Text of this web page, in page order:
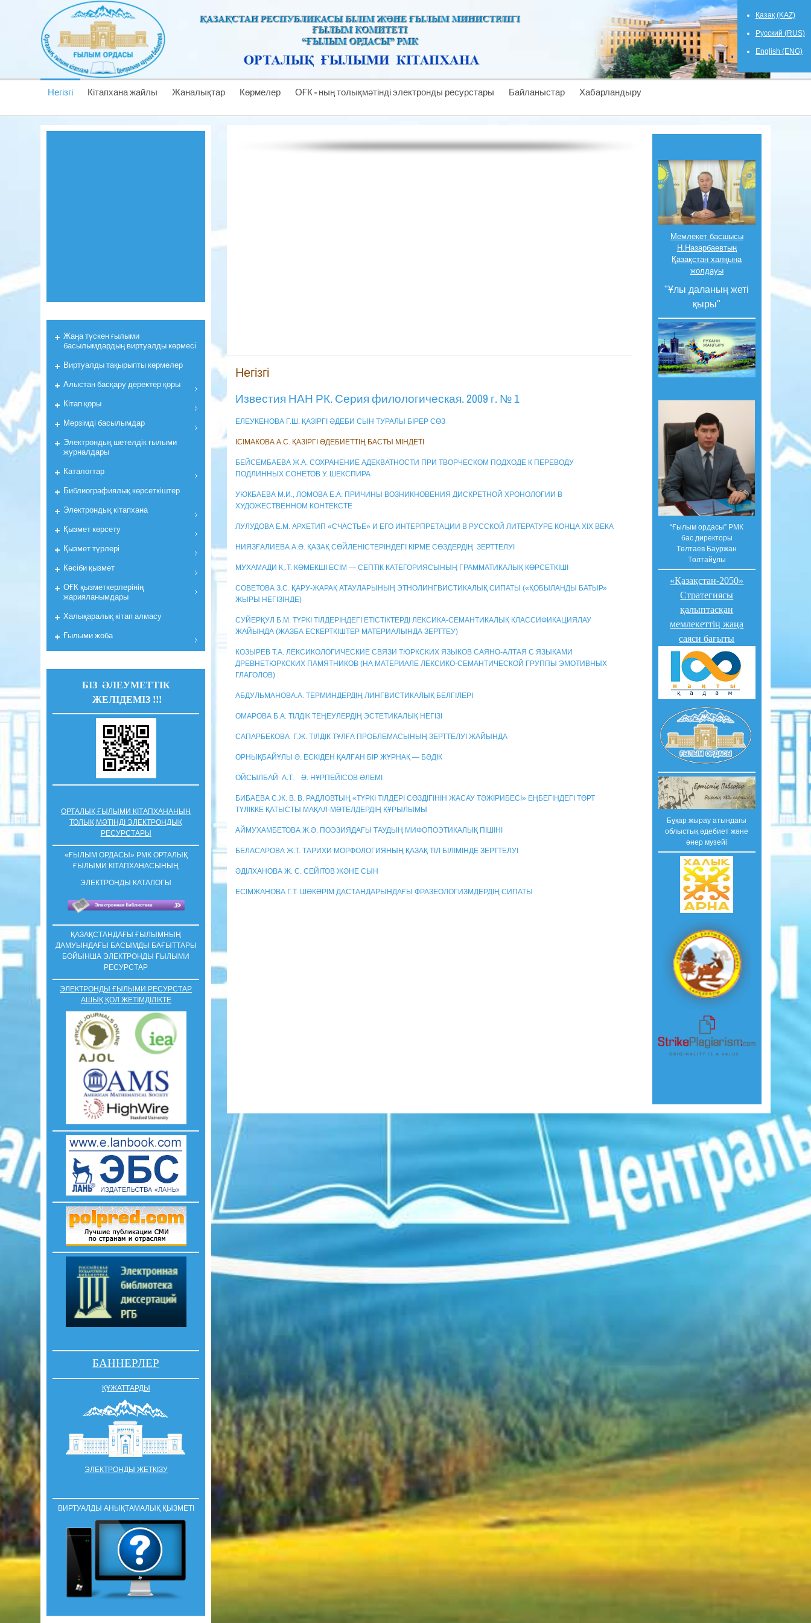
Қазақ (KAZ)
Русский (RUS)
English (ENG)
Негізгі Кітапхана жайлы Жаналықтар Көрмелер ОҒК - ның толықмәтінді электронды ресурстары Байланыстар Хабарландыру
Негізгі
Известия НАН РК. Серия филологическая. 2009 г. № 1
ЕЛЕУКЕНОВА Г.Ш. ҚАЗІРГІ ӘДЕБИ СЫН ТУРАЛЫ БІРЕР СӨЗ
ІСІМАКОВА А.С. ҚАЗІРГІ ӘДЕБИЕТТІҢ БАСТЫ МІНДЕТІ
БЕЙСЕМБАЕВА Ж.А. СОХРАНЕНИЕ АДЕКВАТНОСТИ ПРИ ТВОРЧЕСКОМ ПОДХОДЕ К ПЕРЕВОДУ
ПОДЛИННЫХ СОНЕТОВ У. ШЕКСПИРА
УЮКБАЕВА М.И., ЛОМОВА Е.А. ПРИЧИНЫ ВОЗНИКНОВЕНИЯ ДИСКРЕТНОЙ ХРОНОЛОГИИ В
ХУДОЖЕСТВЕННОМ КОНТЕКСТЕ
ЛУЛУДОВА Е.М. АРХЕТИП «СЧАСТЬЕ» И ЕГО ИНТЕРПРЕТАЦИИ В РУССКОЙ ЛИТЕРАТУРЕ КОНЦА XIX ВЕКА
НИЯЗҒАЛИЕВА А.Ә. ҚАЗАҚ СӨЙЛЕНІСТЕРІНДЕГІ КІРМЕ СӨЗДЕРДІҢ ЗЕРТТЕЛУІ
МУХАМАДИ К,.Т. КӨМЕКШІ ЕСІМ — СЕПТІК КАТЕГОРИЯСЫНЫҢ ГРАММАТИКАЛЫҚ КӨРСЕТКІШІ
СОВЕТОВА З.С. ҚАРУ-ЖАРАҚ АТАУЛАРЫНЫҢ ЭТНОЛИНГВИСТИКАЛЫҚ СИПАТЫ («ҚОБЫЛАНДЫ БАТЫР»
ЖЫРЫ НЕГІЗІНДЕ)
СУЙЕРҚУЛ Б.М. ТҮРКІ ТІЛДЕРІНДЕГІ ЕТІСТІКТЕРДІ ЛЕКСИКА-СЕМАНТИКАЛЫҚ КЛАССИФИКАЦИЯЛАУ
ЖАЙЫНДА (ЖАЗБА ЕСКЕРТКІШТЕР МАТЕРИАЛЫНДА ЗЕРТТЕУ)
КОЗЫРЕВ Т.А. ЛЕКСИКОЛОГИЧЕСКИЕ СВЯЗИ ТЮРКСКИХ ЯЗЫКОВ САЯНО-АЛТАЯ С ЯЗЫКАМИ
ДРЕВНЕТЮРКСКИХ ПАМЯТНИКОВ (НА МАТЕРИАЛЕ ЛЕКСИКО-СЕМАНТИЧЕСКОЙ ГРУППЫ ЭМОТИВНЫХ
ГЛАГОЛОВ)
АБДУЛЬМАНОВА.А. ТЕРМИНДЕРДІҢ ЛИНГВИСТИКАЛЫҚ БЕЛГІЛЕРІ
ОМАРОВА Б.А. ТІЛДІК ТЕҢЕУЛЕРДІҢ ЭСТЕТИКАЛЫҚ НЕГІЗІ
САПАРБЕКОВА Г.Ж. ТІЛДІК ТҰЛҒА ПРОБЛЕМАСЫНЫҢ ЗЕРТТЕЛУІ ЖАЙЫНДА
ОРНЫҚБАЙҰЛЫ Ә. ЕСКІДЕН ҚАЛҒАН БІР ЖҰРНАҚ — БӘДІК
ОЙСЫЛБАЙ А.Т. Ә. НҰРПЕЙІСОВ ӘЛЕМІ
БИБАЕВА С.Ж. В. В. РАДЛОВТЫҢ «ТҮРКІ ТІЛДЕРІ СӨЗДІГІНІН ЖАСАУ ТӘЖІРИБЕСІ» ЕҢБЕГІНДЕГІ ТӨРТ
ТҮЛІККЕ ҚАТЫСТЫ МАҚАЛ-МӘТЕЛДЕРДІҢ ҚҰРЫЛЫМЫ
АЙМУХАМБЕТОВА Ж.Ә. ПОЭЗИЯДАҒЫ ТАУДЫҢ МИФОПОЭТИКАЛЫҚ ПІШІНІ
БЕЛАСАРОВА Ж.Т. ТАРИХИ МОРФОЛОГИЯНЫҢ ҚАЗАҚ ТІЛ БІЛІМІНДЕ ЗЕРТТЕЛУІ
ӘДІЛХАНОВА Ж. С. СЕЙІТОВ ЖӘНЕ СЫН
ЕСІМЖАНОВА Г.Т. ШӘКӘРІМ ДАСТАНДАРЫНДАҒЫ ФРАЗЕОЛОГИЗМДЕРДІҢ СИПАТЫ
Мемлекет басшысы
Н.Назарбаевтың
Қазақстан халқына
жолдауы
"Ұлы даланың жеті
қыры"
“Ғылым ордасы” РМК
бас директоры
Төлтаев Бауржан
Төлтайұлы
«Қазақстан-2050»
Стратегиясы
қалыптасқан
мемлекеттің жаңа
саяси бағыты
Бұқар жырау атындағы
облыстық әдебиет және
өнер музейі
Жаңа түскен ғылыми
басылымдардың виртуалды көрмесі
Виртуалды тақырыпты көрмелер
Алыстан басқару деректер қоры
Кiтап қоры
Мерзiмдi басылымдар
Электрондық шетелдік ғылыми
журналдары
Каталогтар
Библиографиялық көрсеткiштер
Электрондық кiтапхана
Қызмет көрсету
Қызмет түрлері
Кәсіби қызмет
ОҒК қызметкерлерiнiң
жарияланымдары
Халықаралық кітап алмасу
Ғылыми жоба
БІЗ ӘЛЕУМЕТТІК
ЖЕЛІДЕМІЗ !!!
ОРТАЛЫҚ ҒЫЛЫМИ КІТАПХАНАНЫҢ
ТОЛЫҚ МӘТІНДІ ЭЛЕКТРОНДЫҚ
РЕСУРСТАРЫ
«ҒЫЛЫМ ОРДАСЫ» РМК ОРТАЛЫҚ
ҒЫЛЫМИ КIТАПХАНАСЫНЫҢ
ЭЛЕКТРОНДЫ КАТАЛОГЫ
ҚАЗАҚСТАНДАҒЫ ҒЫЛЫМНЫҢ
ДАМУЫНДАҒЫ БАСЫМДЫ БАҒЫТТАРЫ
БОЙЫНША ЭЛЕКТРОНДЫ ҒЫЛЫМИ
РЕСУРСТАР
ЭЛЕКТРОНДЫ ҒЫЛЫМИ РЕСУРСТАР
АШЫҚ ҚОЛ ЖЕТІМДІЛІКТЕ
БАННЕРЛЕР
ҚҰЖАТТАРДЫ
ЭЛЕКТРОНДЫ ЖЕТКІЗУ
ВИРТУАЛДЫ АНЫҚТАМАЛЫҚ ҚЫЗМЕТІ